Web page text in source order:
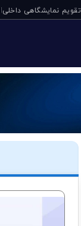
تقویم نمایشگاهی داخلی|